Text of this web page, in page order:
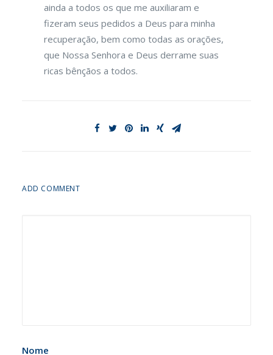
ainda a todos os que me auxiliaram e
fizeram seus pedidos a Deus para minha
recuperação, bem como todas as orações,
que Nossa Senhora e Deus derrame suas
ricas bênçãos a todos.
ADD COMMENT
Nome